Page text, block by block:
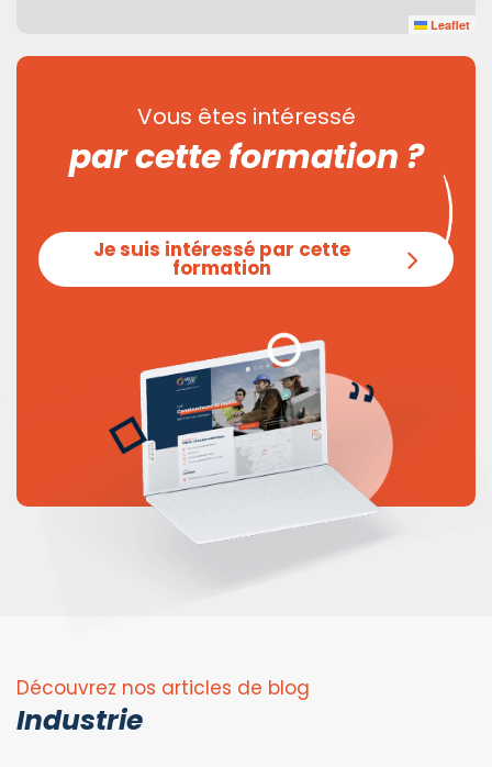
Leaflet
Vous êtes intéressé
par cette formation ?
Je suis intéressé par cette
formation
Découvrez nos articles de blog
Industrie